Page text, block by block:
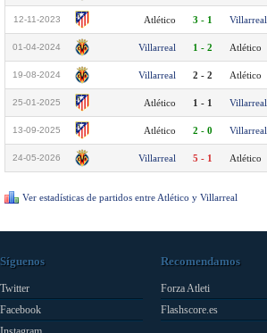
12-11-2023 Atlético 3 - 1 Villarreal
01-04-2024 Villarreal 1 - 2 Atlético
19-08-2024 Villarreal 2 - 2 Atlético
25-01-2025 Atlético 1 - 1 Villarreal
13-09-2025 Atlético 2 - 0 Villarreal
24-05-2026 Villarreal 5 - 1 Atlético
Ver estadísticas de partidos entre Atlético y Villarreal
Síguenos
Twitter
Facebook
Recomendamos
Forza Atleti
Flashscore.es